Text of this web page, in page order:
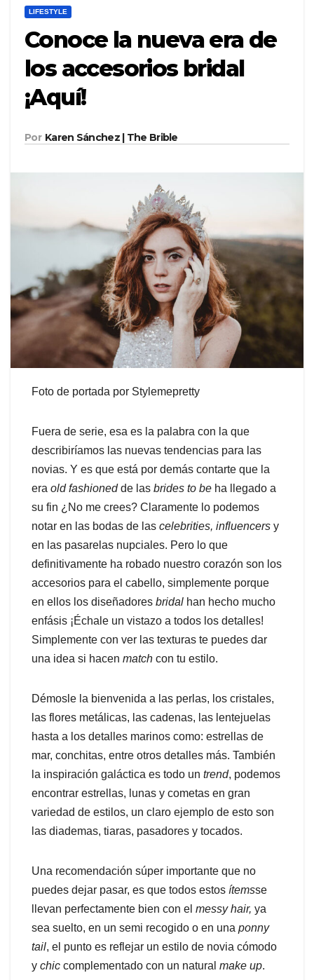
LIFESTYLE
Conoce la nueva era de
los accesorios bridal
¡Aquí!
Por Karen Sánchez | The Brible
Foto de portada por Stylemepretty
Fuera de serie, esa es la palabra con la que
describiríamos las nuevas tendencias para las
novias. Y es que está por demás contarte que la
era old fashionedde las brides to be ha llegado a
su fin ¿No me crees? Claramente lo podemos
notar en las bodas de las celebrities, influencers y
en las pasarelas nupciales. Pero lo que
definitivamente ha robado nuestro corazón son los
accesorios para el cabello, simplemente porque
en ellos los diseñadores bridal han hecho mucho
enfásis ¡Échale un vistazo a todos los detalles!
Simplemente con ver las texturas te puedes dar
una idea si hacen match con tu estilo.
Démosle la bienvenida a las perlas, los cristales,
las flores metálicas, las cadenas, las lentejuelas
hasta a los detalles marinos como: estrellas de
mar, conchitas, entre otros detalles más. También
la inspiración galáctica es todo un trend, podemos
encontrar estrellas, lunas y cometas en gran
variedad de estilos, un claro ejemplo de esto son
las diademas, tiaras, pasadores y tocados.
Una recomendación súper importante que no
puedes dejar pasar, es que todos estos ítemsse
llevan perfectamente bien con el messy hair, ya
sea suelto, en un semi recogido o en una ponny
tail, el punto es reflejar un estilo de novia cómodo
y chic complementado con un natural make up.